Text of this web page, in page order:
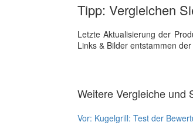
Tipp: Vergleichen
Letzte Aktualisierung der
Links & Bilder entstammen
Weitere Vergleiche und
Vor: Kugelgrill: Test der